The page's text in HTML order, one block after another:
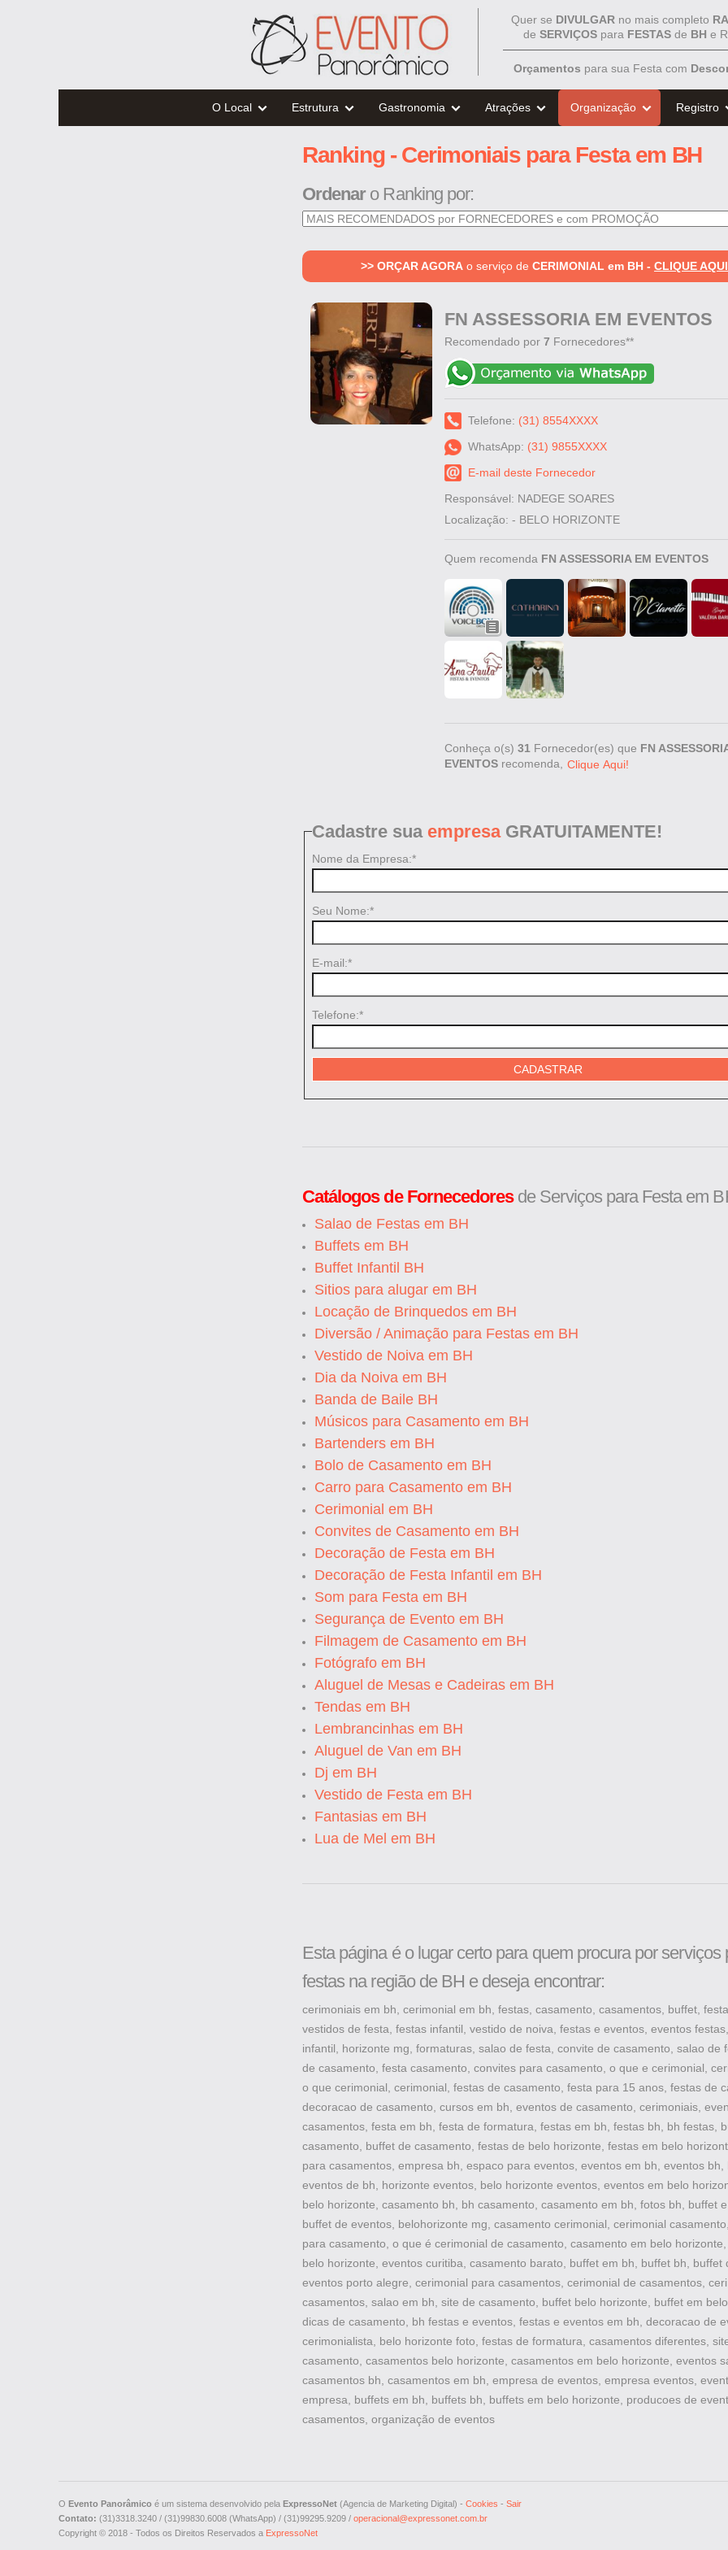
Quer se DIVULGARno mais completo
de SERVIÇOSpara FESTASde BH e
Orçamentos para sua Festa com
O Local Estrutura Gastronomia Atrações Organização Registro
Ranking - Cerimoniais para Festa em BH
Ordenaro Ranking por:
>> ORÇAR AGORA o serviço de CERIMONIAL em BH - CLIQUE AQUI
FN ASSESSORIA EM EVENTOS
Recomendado por 7 Fornecedores**
Telefone: (31) 8554XXXX
WhatsApp: (31) 9855XXXX
E-mail deste Fornecedor
Responsável: NADEGE SOARES
Localização: - BELO HORIZONTE
Quem recomenda FN ASSESSORIA EM EVENTOS
Conheça o(s) 31 Fornecedor(es) que FN
EVENTOS recomenda, Clique Aqui!
Cadastre sua empresaGRATUITAMENTE!
Nome da Empresa:*
Seu Nome:*
E-mail:*
Telefone:*
Catálogos de Fornecedoresde Serviços para Festa em
Salao de Festas em BH
Buffets em BH
Buffet Infantil BH
Sitios para alugar em BH
Locação de Brinquedos em BH
Diversão / Animação para Festas em BH
Vestido de Noiva em BH
Dia da Noiva em BH
Banda de Baile BH
Músicos para Casamento em BH
Bartenders em BH
Bolo de Casamento em BH
Carro para Casamento em BH
Cerimonial em BH
Convites de Casamento em BH
Decoração de Festa em BH
Decoração de Festa Infantil em BH
Som para Festa em BH
Segurança de Evento em BH
Filmagem de Casamento em BH
Fotógrafo em BH
Aluguel de Mesas e Cadeiras em BH
Tendas em BH
Lembrancinhas em BH
Aluguel de Van em BH
Dj em BH
Vestido de Festa em BH
Fantasias em BH
Lua de Mel em BH
Esta página é o lugar certo para quem procura por serviços
festas na região de BH e deseja encontrar:
cerimoniais em bh, cerimonial em bh, festas, casamento, casamentos, buffet,
vestidos de festa, festas infantil, vestido de noiva, festas e eventos, eventos
infantil, horizonte mg, formaturas, salao de festa, convite de casamento, salao de
de casamento, festa casamento, convites para casamento, o que e cerimonial,
o que cerimonial, cerimonial, festas de casamento, festa para 15 anos, festas de
decoracao de casamento, cursos em bh, eventos de casamento, cerimoniais,
casamentos, festa em bh, festa de formatura, festas em bh, festas bh, bh festas,
casamento, buffet de casamento, festas de belo horizonte, festas em belo
para casamentos, empresa bh, espaco para eventos, eventos em bh, eventos bh,
eventos de bh, horizonte eventos, belo horizonte eventos, eventos em belo
belo horizonte, casamento bh, bh casamento, casamento em bh, fotos bh, buffet
buffet de eventos, belohorizonte mg, casamento cerimonial, cerimonial
para casamento, o que é cerimonial de casamento, casamento em belo
belo horizonte, eventos curitiba, casamento barato, buffet em bh, buffet bh, buffet
eventos porto alegre, cerimonial para casamentos, cerimonial de casamentos,
casamentos, salao em bh, site de casamento, buffet belo horizonte, buffet em
dicas de casamento, bh festas e eventos, festas e eventos em bh, decoracao de
cerimonialista, belo horizonte foto, festas de formatura, casamentos diferentes,
casamento, casamentos belo horizonte, casamentos em belo horizonte, eventos
casamentos bh, casamentos em bh, empresa de eventos, empresa eventos,
empresa, buffets em bh, buffets bh, buffets em belo horizonte, producoes de
casamentos, organização de eventos
O Evento Panorâmico é um sistema desenvolvido pela ExpressoNet (Agencia de Marketing Digital) - Cookies - Sair
Contato: (31)3318.3240 / (31)99830.6008 (WhatsApp) / (31)99295.9209 / operacional@expressonet.com.br
Copyright © 2018 - Todos os Direitos Reservados a ExpressoNet